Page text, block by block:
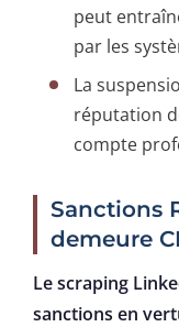
peut
par les
La
réputation
compte
Sanctions
demeure
Le scraping
sanctions en